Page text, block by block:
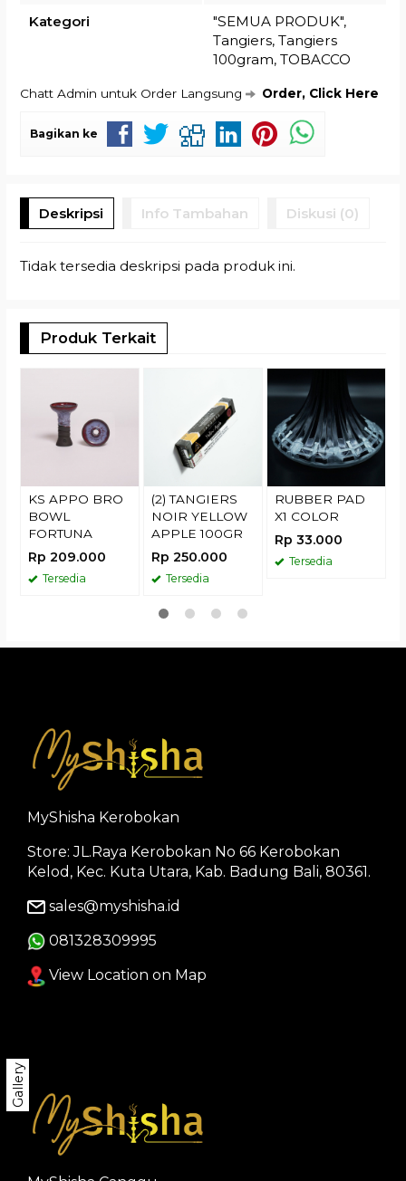
Kategori
"SEMUA PRODUK",
Tangiers, Tangiers
100gram, TOBACCO
Chatt Admin untuk Order Langsung Order, Click Here
Bagikan ke
Deskripsi Info Tambahan Diskusi (0)
Tidak tersedia deskripsi pada produk ini.
Produk Terkait
KS APPO BRO
BOWL
FORTUNA
Rp 209.000
Tersedia
(2) TANGIERS
NOIR YELLOW
APPLE 100GR
Rp 250.000
Tersedia
RUBBER PAD
X1 COLOR
Rp 33.000
Tersedia
Gallery
MyShisha Kerobokan
Store: JL.Raya Kerobokan No 66 Kerobokan
Kelod, Kec. Kuta Utara, Kab. Badung Bali, 80361.
sales@myshisha.id
081328309995
View Location on Map